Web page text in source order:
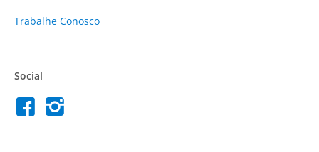
Trabalhe Conosco
Social